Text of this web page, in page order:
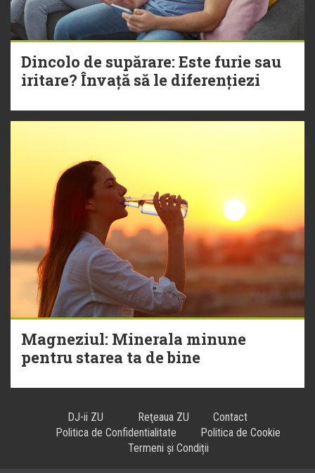
Dincolo de supărare: Este furie sau
iritare? Învață să le diferențiezi
Magneziul: Minerala minune
pentru starea ta de bine
DJ-ii ZU Reţeaua ZU
Contact
Politica de Confidentialitate
Politica de Cookie
Termeni și Condiții